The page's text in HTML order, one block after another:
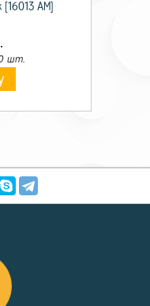
AM]
шт.